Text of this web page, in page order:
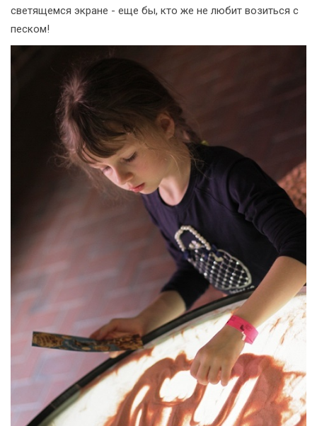
светящемся экране - еще бы, кто же не любит возиться с
песком!